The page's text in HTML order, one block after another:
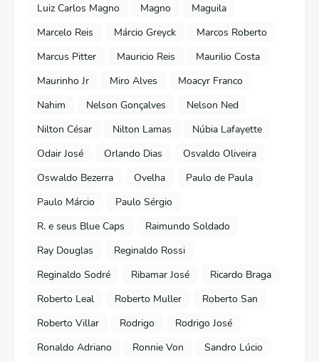
Luiz Carlos Magno
Magno
Maguila
Marcelo Reis
Márcio Greyck
Marcos Roberto
Marcus Pitter
Mauricio Reis
Maurilio Costa
Maurinho Jr
Miro Alves
Moacyr Franco
Nahim
Nelson Gonçalves
Nelson Ned
Nilton César
Nilton Lamas
Núbia Lafayette
Odair José
Orlando Dias
Osvaldo Oliveira
Oswaldo Bezerra
Ovelha
Paulo de Paula
Paulo Márcio
Paulo Sérgio
R. e seus Blue Caps
Raimundo Soldado
Ray Douglas
Reginaldo Rossi
Reginaldo Sodré
Ribamar José
Ricardo Braga
Roberto Leal
Roberto Muller
Roberto San
Roberto Villar
Rodrigo
Rodrigo José
Ronaldo Adriano
Ronnie Von
Sandro Lúcio